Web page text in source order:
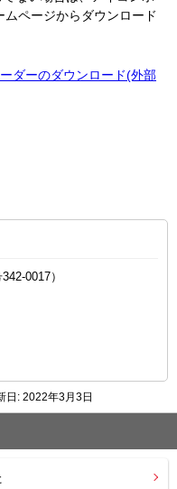
ページからダウンロード
ダーのダウンロード(外部
0017）
日: 2022年3月3日